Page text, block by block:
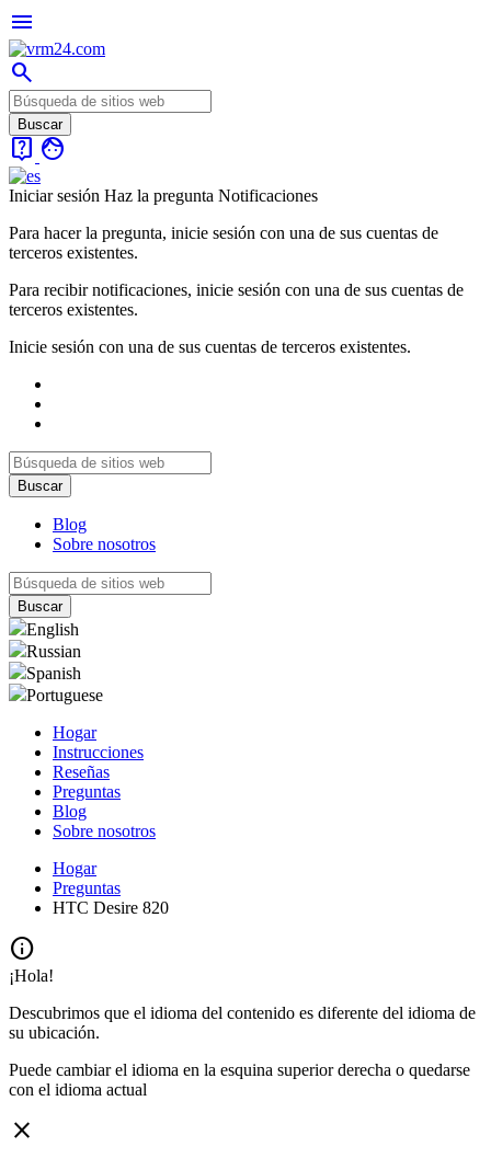
menu
search
live_help face
Iniciar sesión Haz la pregunta Notificaciones
Para hacer la pregunta, inicie sesión con una de sus cuentas de
terceros existentes.
Para recibir notificaciones, inicie sesión con una de sus cuentas de
terceros existentes.
Inicie sesión con una de sus cuentas de terceros existentes.
Blog
Sobre nosotros
English
Russian
Spanish
Portuguese
Hogar
Instrucciones
Reseñas
Preguntas
Blog
Sobre nosotros
Hogar
Preguntas
HTC Desire 820
info
¡Hola!
Descubrimos que el idioma del contenido es diferente del idioma de
su ubicación.
Puede cambiar el idioma en la esquina superior derecha o quedarse
con el idioma actual
close